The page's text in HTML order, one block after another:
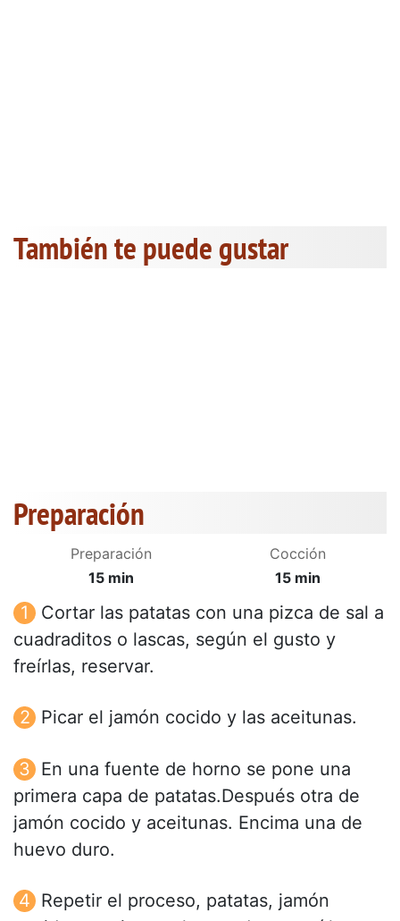
También te puede gustar
Preparación
Preparación
15 min
Cocción
15 min
Cortar las patatas con una pizca de sal a
cuadraditos o lascas, según el gusto y
freírlas, reservar.
Picar el jamón cocido y las aceitunas.
En una fuente de horno se pone una
primera capa de patatas.Después otra de
jamón cocido y aceitunas. Encima una de
huevo duro.
Repetir el proceso, patatas, jamón